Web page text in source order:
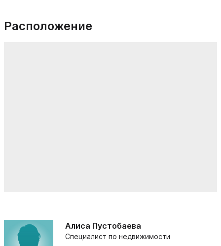
Расположение
Алиса Пустобаева
Специалист по недвижимости